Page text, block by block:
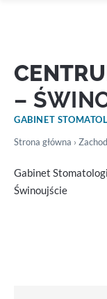
–
GABINET
Strona główna ›
Gabinet
Świnoujście